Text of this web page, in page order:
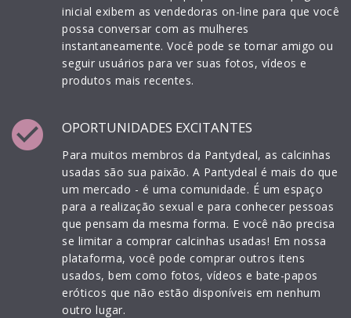
inicial exibem as vendedoras on-line para que você
possa conversar com as mulheres
instantaneamente. Você pode se tornar amigo ou
seguir usuários para ver suas fotos, vídeos e
produtos mais recentes.
check_circle OPORTUNIDADES EXCITANTES
Para muitos membros da Pantydeal, as calcinhas
usadas são sua paixão. A Pantydeal é mais do que
um mercado - é uma comunidade. É um espaço
para a realização sexual e para conhecer pessoas
que pensam da mesma forma. E você não precisa
se limitar a comprar calcinhas usadas! Em nossa
plataforma, você pode comprar outros itens
usados, bem como fotos, vídeos e bate-papos
eróticos que não estão disponíveis em nenhum
outro lugar.